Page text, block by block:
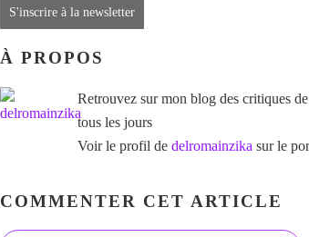
S'inscrire à la newsletter
À PROPOS
Retrouvez sur mon blog des critiques
tous les jours
Voir le profil de delromainzika sur le
COMMENTER CET ARTICLE